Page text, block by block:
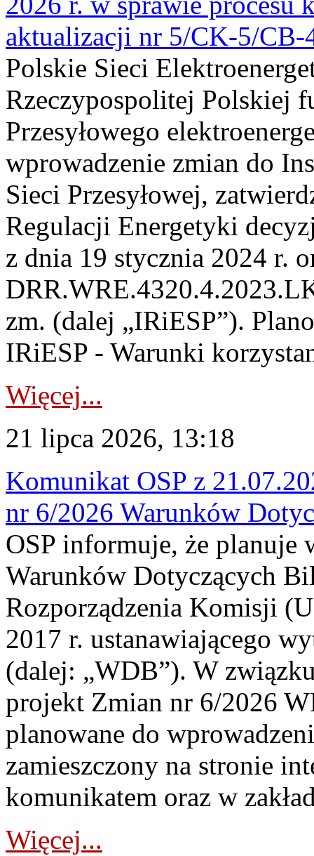
aktualizacji nr 5/CK-5/CB-
Polskie Sieci
Rzeczypospolitej Polskiej
Przesyłowego
wprowadzenie zmian do
Sieci Przesyłowej,
Regulacji Energetyki
z dnia 19 stycznia 2024 r.
zm. (dalej „IRiESP”).
IRiESP - Warunki
Więcej...
21 lipca 2026, 13:18
Komunikat OSP z
nr 6/2026 Warunków
OSP informuje, że planuje
Warunków Dotyczących
Rozporządzenia Komisji
2017 r. ustanawiającego
(dalej: „WDB”). W
projekt Zmian nr 6/2026
planowane do
zamieszczony na stronie
komunikatem oraz w
Więcej...